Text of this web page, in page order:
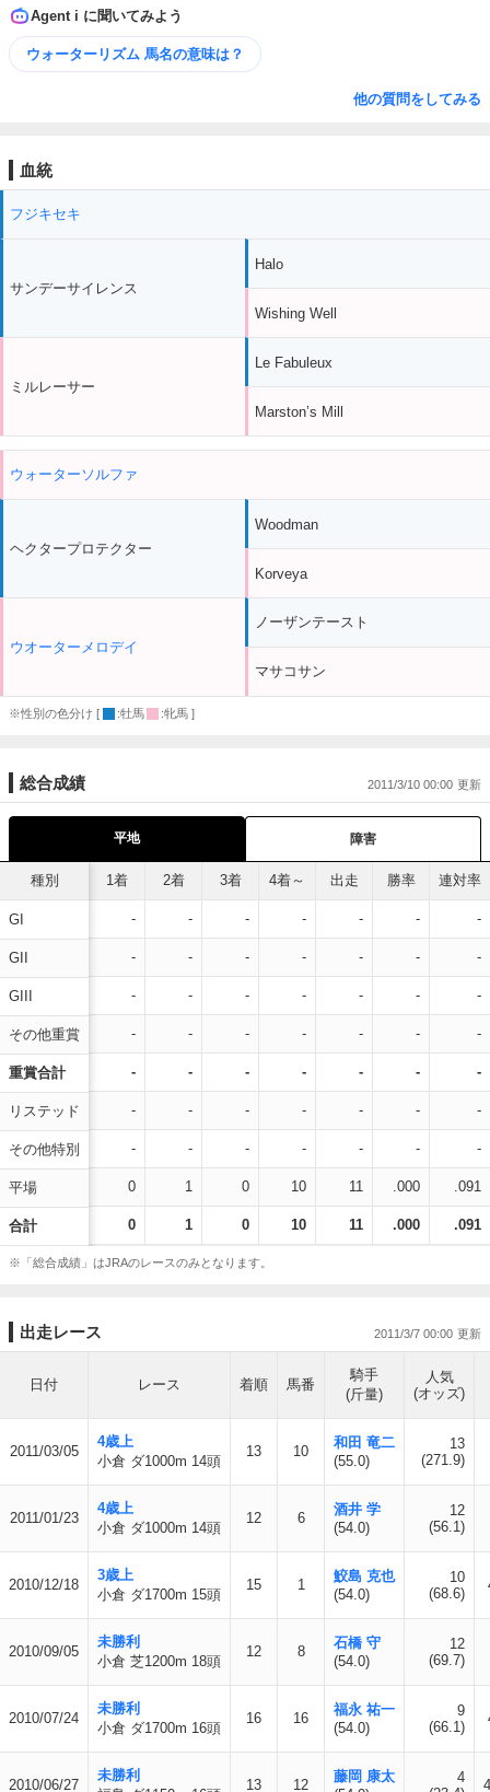
Agent i に聞いてみよう
ウォーターリズム 馬名の意味は？
他の質問をしてみる
血統
フジキセキ
サンデーサイレンス
ミルレーサー
Halo
Wishing Well
Le Fabuleux
Marston’s Mill
ウォーターソルファ
ヘクタープロテクター
ウオーターメロデイ
Woodman
Korveya
ノーザンテースト
マサコサン
※性別の色分け [ :牡馬 :牝馬 ]
総合成績 2011/3/10 00:00
平地 障害
種別
GI
GII
GIII
その他重賞
重賞合計
リステッド
その他特別
平場
合計
1着 2着 3着 4着～ 出走 勝率 連対率
- - - - - - -
- - - - - - -
- - - - - - -
- - - - - - -
- - - - - - -
- - - - - - -
- - - - - - -
0 1 0 10 11 .000 .091
0 1 0 10 11 .000 .091
※「総合成績」はJRAのレースのみとなります。
出走レース 2011/3/7 00:00
日付 レース 着順 馬番
騎手
(斤量)
人気
(オッズ)
2011/03/05
4歳上
小倉 ダ1000m 14頭
13 10
和田 竜二
(55.0)
13
(271.9)
2011/01/23
4歳上
小倉 ダ1000m 14頭
12 6
酒井 学
(54.0)
12
(56.1)
2010/12/18
3歳上
小倉 ダ1700m 15頭
15 1
鮫島 克也
(54.0)
10
(68.6)
2010/09/05
未勝利
小倉 芝1200m 18頭
12 8
石橋 守
(54.0)
12
(69.7)
2010/07/24
未勝利
小倉 ダ1700m 16頭
16 16
福永 祐一
(54.0)
9
(66.1)
2010/06/27
未勝利
13 12
藤岡 康太
4